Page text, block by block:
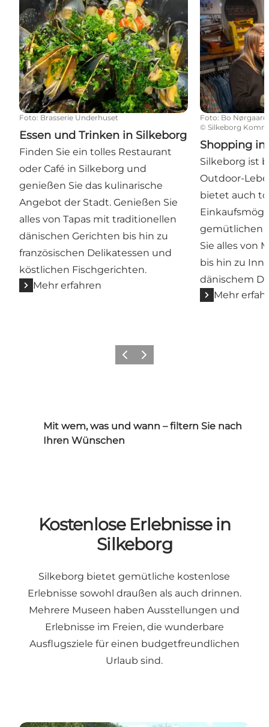
Foto: Brasserie Underhuset
Essen und Trinken in Silkeborg
Finden Sie ein tolles Restaurant
oder Café in Silkeborg und
genießen Sie das kulinarische
Angebot der Stadt. Genießen Sie
alles von Tapas mit traditionellen
dänischen Gerichten bis hin zu
französischen Delikatessen und
köstlichen Fischgerichten.
Mehr erfahren
Foto: Bo Nørgaard
©Silkeborg
Shopping in
Silkeborg ist
Outdoor-
bietet auch
gemütlichen
Sie alles von
bis hin zu
dänischem
Mehr
ZurückWeiter
Mit wem, was und wann – filtern Sie nach
Ihren Wünschen
Kostenlose Erlebnisse in
Silkeborg
Silkeborg bietet gemütliche kostenlose
Erlebnisse sowohl draußen als auch drinnen.
Mehrere Museen haben Ausstellungen und
Erlebnisse im Freien, die wunderbare
Ausflugsziele für einen budgetfreundlichen
Urlaub sind.